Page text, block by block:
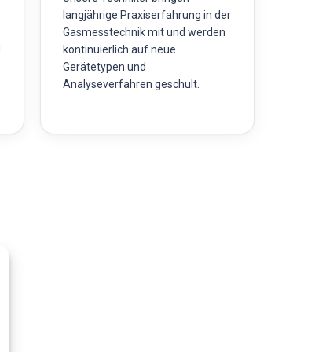
langjährige Praxiserfahrung in der
Gasmesstechnik mit und werden
kontinuierlich auf neue
Gerätetypen und
Analyseverfahren geschult.